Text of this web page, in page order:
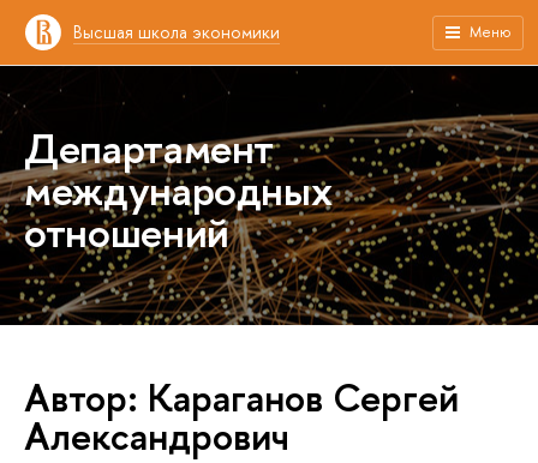
Высшая школа экономики Меню
Департамент
международных
отношений
Автор: Караганов Сергей
Александрович